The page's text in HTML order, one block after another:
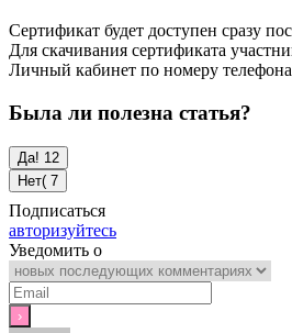
Сертификат будет доступен сразу
Для скачивания сертификата
Личный кабинет по номеру
Была ли полезна статья?
Да! 12
Нет( 7
Подписаться
авторизуйтесь
Уведомить о